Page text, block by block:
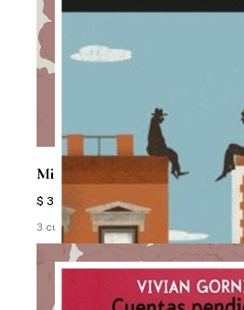
Mirarse De Frente
$ 33.500
3 cuotas sin interés de $ 11.167